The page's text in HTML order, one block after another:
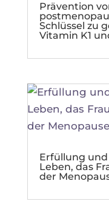
Prävention
Schlüssel zu
Vitamin K1
Erfüllung und
Leben, das
der